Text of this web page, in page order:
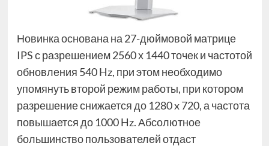
Новинка основана на 27-дюймовой матрице
IPS с разрешением 2560 х 1440 точек и частотой
обновления 540 Hz, при этом необходимо
упомянуть второй режим работы, при котором
разрешение снижается до 1280 x 720, а частота
повышается до 1000 Hz. Абсолютное
большинство пользователей отдаст